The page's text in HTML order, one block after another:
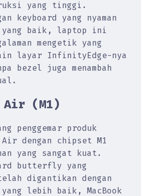
yang tinggi.
keyboard yang nyaman
baik, laptop ini
mengetik yang
layar InfinityEdge-nya
bezel juga menambah
Air (M1)
penggemar produk
Air dengan chipset M1
yang sangat kuat.
butterfly yang
digantikan dengan
yang lebih baik, MacBook